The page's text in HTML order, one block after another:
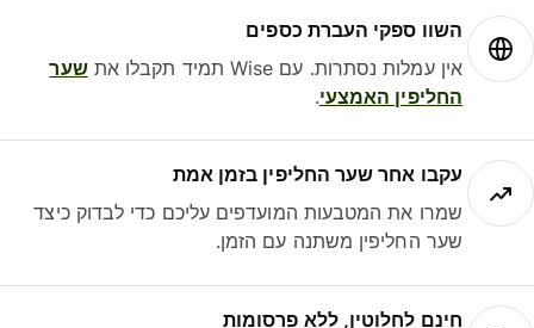
השוו ספקי העברת כספים
אין עמלות נסתרות. עם Wise תמיד תקבלו את
שער
החליפין האמצעי.
עקבו אחר שער החליפין בזמן אמת
שמרו את המטבעות המועדפים עליכם כדי לבדוק כיצד
שער החליפין משתנה עם הזמן.
חינם לחלוטין, ללא פרסומות